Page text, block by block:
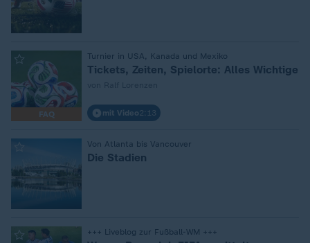
FAQ
Turnier in USA, Kanada und Mexiko
Tickets, Zeiten, Spielorte: Alles Wichtige
mit Video2:13
Von Atlanta bis Vancouver
Die Stadien
+++ Liveblog zur Fußball-WM +++